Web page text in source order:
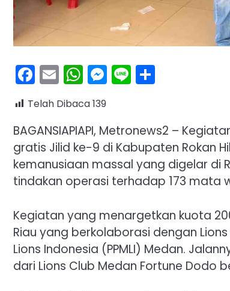
Facebook
EmailWhatsApp
Messenger
Line
Telah Dibaca139
BAGANSIAPIAPI, Metronews2 –
gratis Jilid ke-9 di Kabupaten Rokan
kemanusiaan massal yang digelar di
tindakan operasi terhadap 173 mata
Kegiatan yang menargetkan kuota
Riau yang berkolaborasi dengan
Lions Indonesia (PPMLI) Medan.
dari Lions Club Medan Fortune Dodo